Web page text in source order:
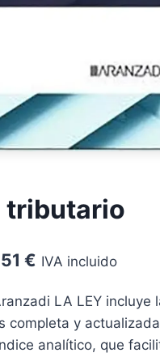
tributario
€ El
actual
es:
IVA incluido
LA LEY incluye
completa y
analítico, que